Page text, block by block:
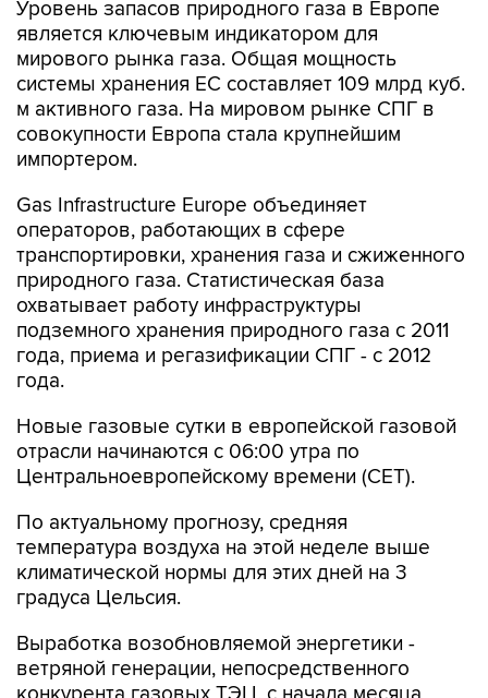
мирового рынка газа. Общая мощность
системы хранения ЕС составляет 109 млрд куб.
м активного газа. На мировом рынке СПГ в
совокупности Европа стала крупнейшим
импортером.
Gas Infrastructure Europe объединяет
транспортировки, хранения газа и сжиженного
природного газа. Статистическая база
охватывает работу инфраструктуры
подземного хранения природного газа с 2011
года, приема и регазификации СПГ - с 2012
года.
Новые газовые сутки в европейской газовой
Центральноевропейскому времени (CET).
По актуальному прогнозу, средняя
климатической нормы для этих дней на 3
градуса Цельсия.
Выработка возобновляемой энергетики -
конкурента газовых ТЭЦ, с начала месяца
обеспечивает в среднем 12% потребностей